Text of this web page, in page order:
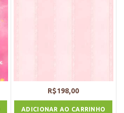
R$198,00
ADICIONAR AO CARRINHO